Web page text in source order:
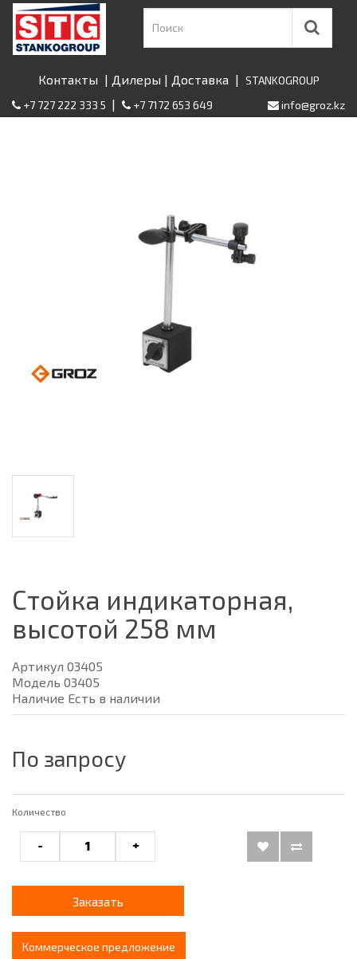
Контакты | Дилеры | Доставка | STANKOGROUP
+7 727 222 333 5 | +7 7172 653 649 info@groz.kz
Стойка индикаторная,
высотой 258 мм
Артикул 03405
Модель 03405
Наличие Есть в наличии
По запросу
Количество
- +
Заказать
Коммерческое предложение